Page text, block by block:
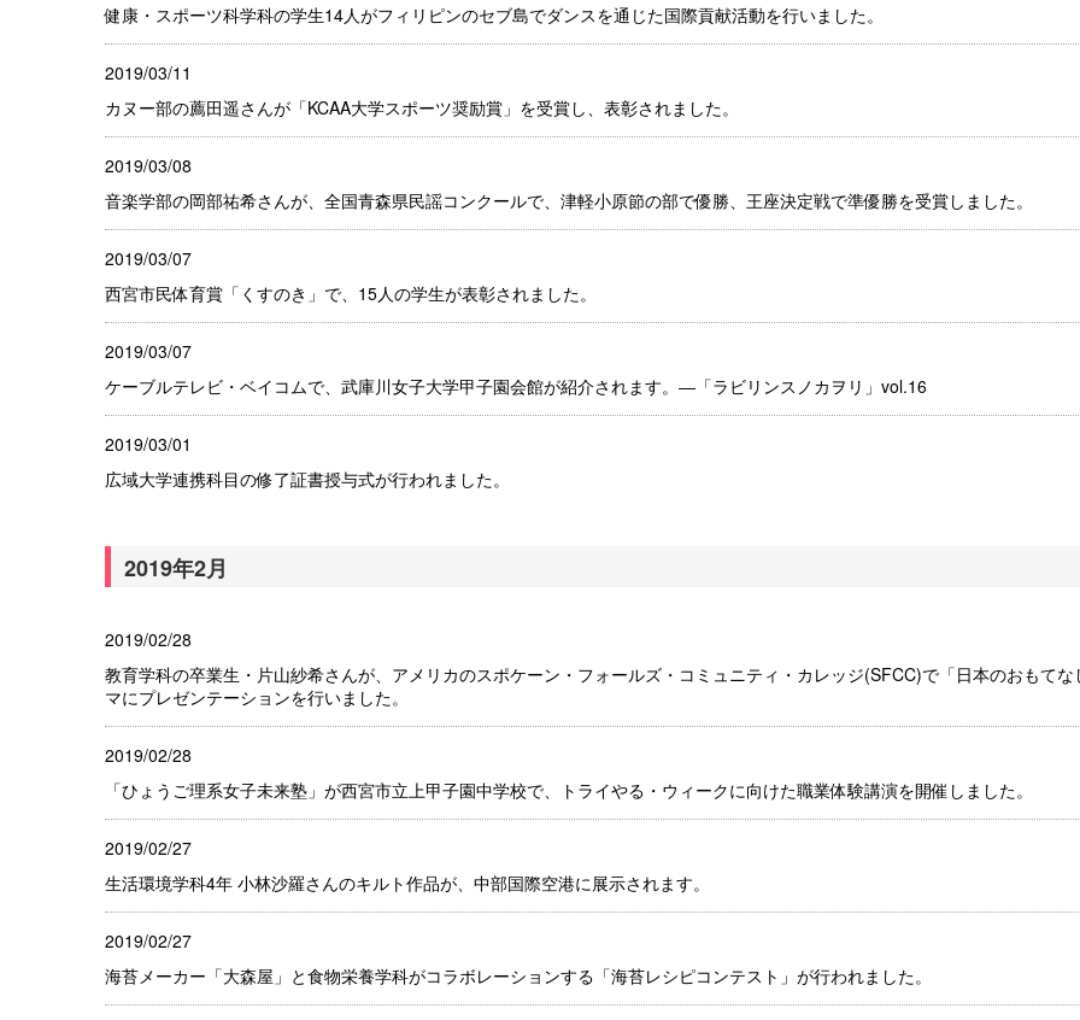
健康・スポーツ科学科の学生14人がフィリピンのセブ島でダンスを通じた国際貢献活動を行いました。
2019/03/11
カヌー部の薦田遥さんが「KCAA大学スポーツ奨励賞」を受賞し、表彰されました。
2019/03/08
音楽学部の岡部祐希さんが、全国青森県民謡コンクールで、津軽小原節の部で優勝、王座決定戦で準優勝を受賞しました。
2019/03/07
西宮市民体育賞「くすのき」で、15人の学生が表彰されました。
2019/03/07
ケーブルテレビ・ベイコムで、武庫川女子大学甲子園会館が紹介されます。―「ラビリンスノカヲリ」vol.16
2019/03/01
広域大学連携科目の修了証書授与式が行われました。
2019年2月
2019/02/28
教育学科の卒業生・片山紗希さんが、アメリカのスポケーン・フォールズ・コミュニティ・カレッジ(SFCC)で「日本のおもてな
マにプレゼンテーションを行いました。
2019/02/28
「ひょうご理系女子未来塾」が西宮市立上甲子園中学校で、トライやる・ウィークに向けた職業体験講演を開催しました。
2019/02/27
生活環境学科4年 小林沙羅さんのキルト作品が、中部国際空港に展示されます。
2019/02/27
海苔メーカー「大森屋」と食物栄養学科がコラボレーションする「海苔レシピコンテスト」が行われました。